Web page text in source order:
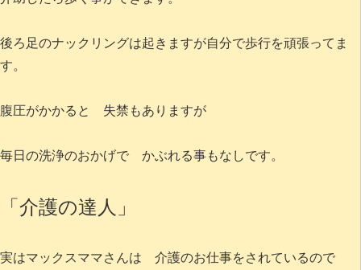
後ろ足のナックリングは起きますが自分で歩行を頑張ってま
す。
腹圧がかかると 失禁もありますが
毎日の洗浄のおかげで かぶれる事もなしです。
「介護の達人」
実はマックスママさんは 介護のお仕事をされているので